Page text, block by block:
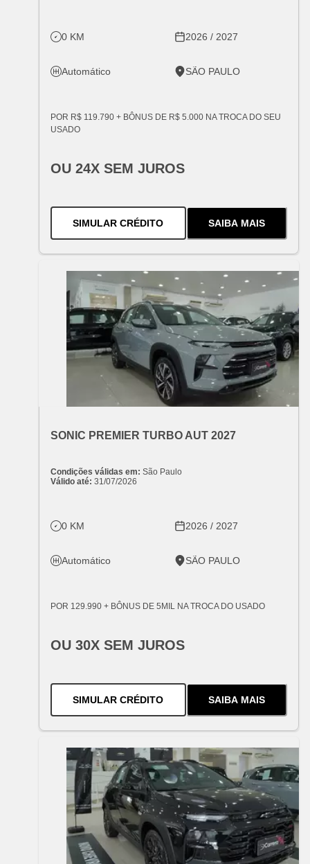
0 KM 2026 / 2027
Automático SÃO PAULO
POR R$ 119.790 + BÔNUS DE R$ 5.000 NA TROCA DO SEU
USADO
OU 24X SEM JUROS
SIMULAR CRÉDITOPARA O TRACKER TURBO
SAIBA MAIS
SOBRE
VARIANT: CHEVROLET
SONIC PREMIER TURBO AUT 2027
Condições válidas em: São Paulo
Válido até: 31/07/2026
0 KM 2026 / 2027
Automático SÃO PAULO
POR 129.990 + BÔNUS DE 5MIL NA TROCA DO USADO
OU 30X SEM JUROS
SIMULAR CRÉDITOPARA O SONIC PREMIER
SAIBA MAIS
SOBRE